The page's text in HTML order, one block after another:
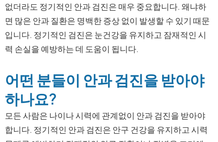
없더라도 정기적인 안과 검진은 매우 중요합니다. 왜냐하
면 많은 안과 질환은 명백한 증상 없이 발생할 수 있기 때문
입니다. 정기적인 검진은 눈건강을 유지하고 잠재적인 시
력 손실을 예방하는 데 도움이 됩니다.
어떤 분들이 안과 검진을 받아야
하나요?
모든 사람은 나이나 시력에 관계없이 안과 검진을 받아야
합니다. 정기적인 안과 검진은 안구 건강을 유지하고 시력